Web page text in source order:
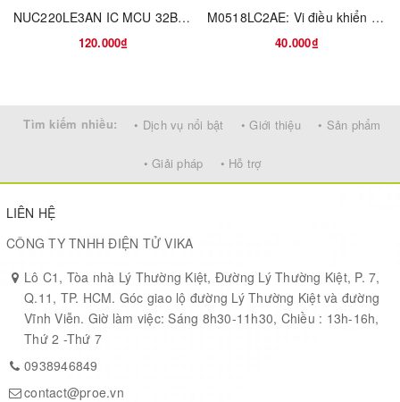
FEATURES
 ARM® Cortex™-M0 core running up to 24 MHz
 One 24-bit system timer
 Supports Low Power Sleep mode
 A single-cycle 32-bit hardware multiplier
 NVIC for the 32 interrupt inputs, each with 4-level of priority
 Supports Serial Wire Debug (SWD) interface and two
NUC220LE3AN IC MCU 32BIT 128KB FLASH 48LQFP
120.000₫
M0518LC2AE: Vi điều khiển 32-bit lõi ARM Cortex-M0
40.000₫
Tìm kiếm nhiều: • Dịch vụ nổi bật • Giới thiệu • Sản phẩm
• Giải pháp • Hỗ trợ
LIÊN HỆ
CÔNG TY TNHH ĐIỆN TỬ VIKA
Lô C1, Tòa nhà Lý Thường Kiệt, Đường Lý Thường Kiệt, P. 7,
Q.11, TP. HCM. Góc giao lộ đường Lý Thường Kiệt và đường
Vĩnh Viễn. Giờ làm việc: Sáng 8h30-11h30, Chiều : 13h-16h,
Thứ 2 -Thứ 7
0938946849
contact@proe.vn